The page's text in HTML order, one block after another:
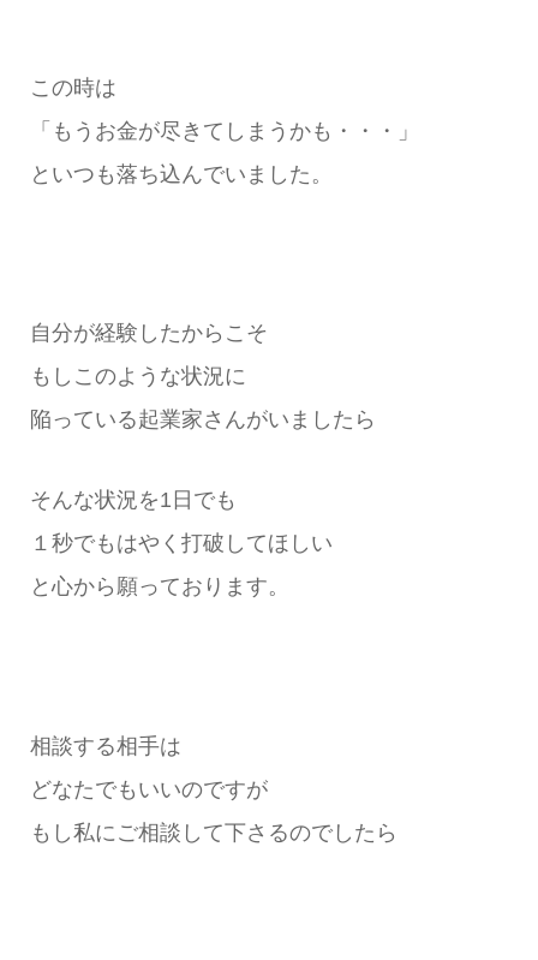
この時は
「もうお金が尽きてしまうかも・・・」
といつも落ち込んでいました。
自分が経験したからこそ
もしこのような状況に
陥っている起業家さんがいましたら
そんな状況を1日でも
１秒でもはやく打破してほしい
と心から願っております。
相談する相手は
どなたでもいいのですが
もし私にご相談して下さるのでしたら